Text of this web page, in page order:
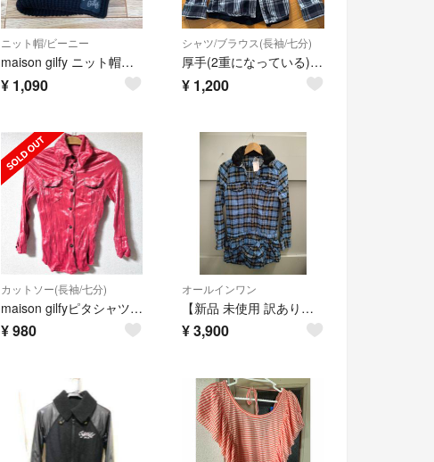
ニット帽/ビーニー
maison gilfy ニット帽 黒 レディース ポンポン
¥ 1,090
シャツ/ブラウス(長袖/七分)
厚手(2重になっている)チェックシャツ
¥ 1,200
カットソー(長袖/七分)
maison gilfyピタシャツ ワッシャーベロア襟ワイヤー使いストレッチ
¥980
オールインワン
【新品 未使用 訳あり】ギルフィー チェック柄 長袖 ロンパース
¥3,900